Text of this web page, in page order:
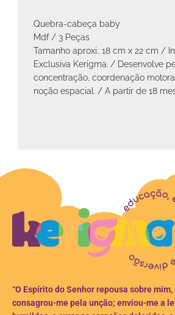
Quebra-cabeça baby
Mdf / 3 Peças
Tamanho aproxi.: 18 cm x 22 cm /
Exclusiva Kerigma. / Desenvolve
concentração, coordenação
noção espacial. / A partir de 18
“O Espírito do Senhor repousa sobre
consagrou-me pela unção; enviou-me a